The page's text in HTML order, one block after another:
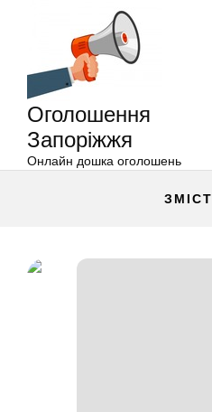
Оголошення
Запоріжжя
Онлайн дошка оголошень
ЗМІСТ